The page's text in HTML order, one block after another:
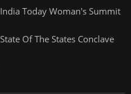
India Today Woman's Summit
State Of The States Conclave